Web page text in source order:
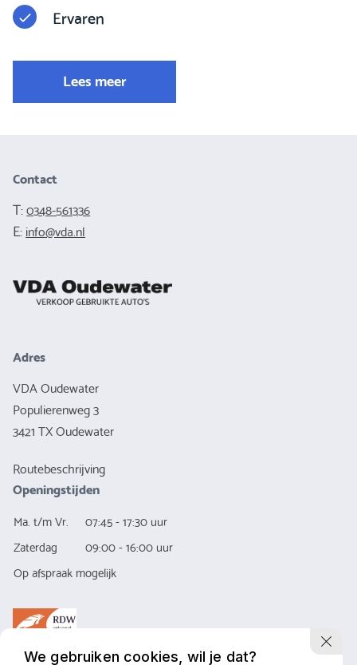
Ervaren
Lees meer
Contact
T:0348-561336
E:info@vda.nl
Adres
VDA Oudewater
Populierenweg 3
3421 TX Oudewater
Routebeschrijving
Openingstijden
Ma. t/m Vr.
07:45 - 17:30 uur
Zaterdag
09:00 - 16:00 uur
Op afspraak mogelijk
We gebruiken cookies, wil je dat?